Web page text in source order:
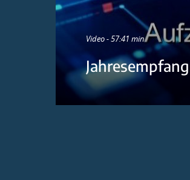
Video - 57:41 min